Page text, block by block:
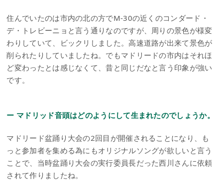
住んでいたのは市内の北の方でM-30の近くのコンダード・
デ・トレビーニョと言う通りなのですが、周りの景色が様変
わりしていて、ビックリしました。高速道路が出来て景色が
削られたりしていましたね。でもマドリードの市内はそれほ
ど変わったとは感じなくて、昔と同じだなと言う印象が強い
です。
ー マドリッド音頭はどのようにして生まれたのでしょうか。
マドリード盆踊り大会の2回目が開催されることになり、も
っと参加者を集める為にもオリジナルソングが欲しいと言う
ことで、当時盆踊り大会の実行委員長だった西川さんに依頼
されて作りましたね。